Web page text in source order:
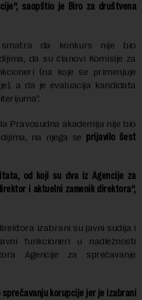
saopštio je Biro za društvena
smatra da konkurs nije bio
da su članovi Komisije za
(na koje se primenjuje
a da je evaluacija kandidata
Pravosudna akademija nije bio
na njega se prijavilo šest
od koji su dva iz Agencije za
i aktuelni zamenik direktora“,
izabrani su javni sudija i
funkcioneri u nadležnosti
Agencije za sprečavanje
sprečavanju korupcije jer je izabrani